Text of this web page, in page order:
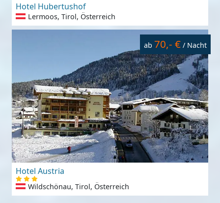
Hotel Hubertushof
Lermoos, Tirol, Österreich
ab 70,- € / Nacht
Hotel Austria
Wildschönau, Tirol, Österreich